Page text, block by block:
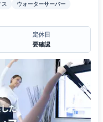
ス
ウォーターサーバー
定休日
要確認